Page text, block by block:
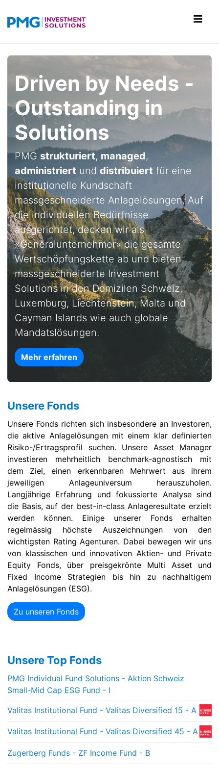
Driven by Needs -
Outstanding in
Solutions
PMG strukturiert, managed,
administriert und distribuiert für eine
institutionelle Kundschaft
massgeschneiderte Anlagelösungen. Auf
die individuellen Bedürfnisse
ausgerichtet, decken wir als
«Generalunternehmer» die gesamte
Wertschöpfungskette ab und bieten
massgeschneiderte Investment
Solutions in den Domizilen Schweiz,
Luxemburg, Liechtenstein, Malta und
Cayman Islands wie auch globale
Mandatslösungen.
Mehr erfahren
Unsere Fonds
Unsere Fonds richten sich insbesondere an Investoren,
die aktive Anlagelösungen mit einem klar definierten
Risiko-/Ertragsprofil suchen. Unsere Asset Manager
investieren mehrheitlich benchmark-agnostisch mit
dem Ziel, einen erkennbaren Mehrwert aus ihrem
jeweiligen Anlageuniversum herauszuholen.
Langjährige Erfahrung und fokussierte Analyse sind
die Basis, auf der best-in-class Anlageresultate erzielt
werden können. Einige unserer Fonds erhalten
regelmässig höchste Auszeichnungen von den
wichtigsten Rating Agenturen. Dabei bewegen wir uns
von klassischen und innovativen Aktien- und Private
Equity Fonds, über preisgekrönte Multi Asset und
Fixed Income Strategien bis hin zu nachhaltigem
Anlagelösungen (ESG).
Zu unseren Fonds
Unsere Top Fonds
PMG Individual Fund Solutions - Aktien Schweiz
Small-Mid Cap ESG Fund - I
Valitas Institutional Fund - Valitas Diversified 15 - A
Valitas Institutional Fund - Valitas Diversified 45 - A
Zugerberg Funds - ZF Income Fund - B